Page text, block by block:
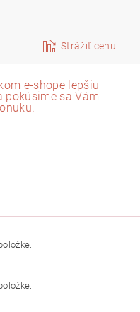
Strážiť cenu
e-shope lepšiu
pokúsime sa Vám